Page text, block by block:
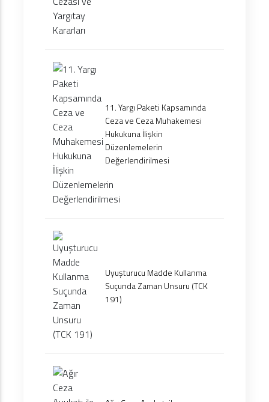
11. Yargı Paketi Kapsamında
Ceza ve Ceza Muhakemesi
Hukukuna İlişkin
Düzenlemelerin
Değerlendirilmesi
Uyuşturucu Madde Kullanma
Suçunda Zaman Unsuru (TCK
191)